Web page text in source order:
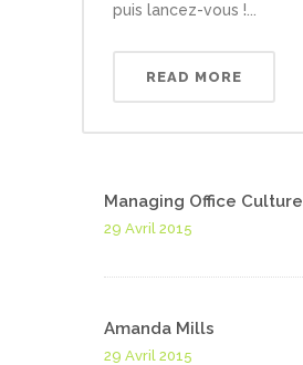
puis lancez-vous !...
READ MORE
Managing Office Culture
29 Avril 2015
Amanda Mills
29 Avril 2015